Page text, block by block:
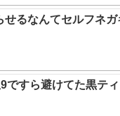
せるなんてセルフネ
ですら避けてた黒テ